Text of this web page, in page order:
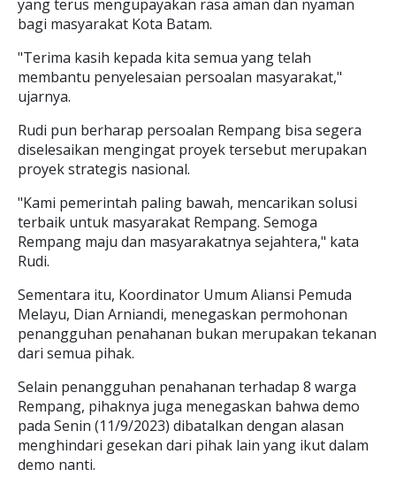
yang terus mengupayakan rasa aman dan nyaman
bagi masyarakat Kota Batam.
"Terima kasih kepada kita semua yang telah
membantu penyelesaian persoalan masyarakat,"
ujarnya.
Rudi pun berharap persoalan Rempang bisa segera
diselesaikan mengingat proyek tersebut merupakan
proyek strategis nasional.
"Kami pemerintah paling bawah, mencarikan solusi
terbaik untuk masyarakat Rempang. Semoga
Rempang maju dan masyarakatnya sejahtera," kata
Rudi.
Sementara itu, Koordinator Umum Aliansi Pemuda
Melayu, Dian Arniandi, menegaskan permohonan
penangguhan penahanan bukan merupakan tekanan
dari semua pihak.
Selain penangguhan penahanan terhadap 8 warga
Rempang, pihaknya juga menegaskan bahwa demo
pada Senin (11/9/2023) dibatalkan dengan alasan
menghindari gesekan dari pihak lain yang ikut dalam
demo nanti.